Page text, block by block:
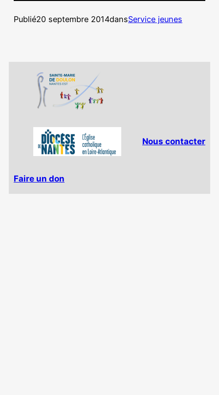
Publié20 septembre 2014dansService jeunes
Nous contacter
Faire un don